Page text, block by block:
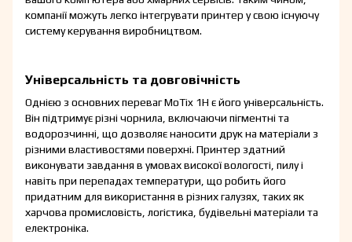
компанії можуть легко інтегрувати принтер у свою існуючу
систему керування виробництвом.
Універсальність та довговічність
Однією з основних переваг MoTix 1H є його універсальність.
Він підтримує різні чорнила, включаючи пігментні та
водорозчинні, що дозволяє наносити друк на матеріали з
різними властивостями поверхні. Принтер здатний
виконувати завдання в умовах високої вологості, пилу і
навіть при перепадах температури, що робить його
придатним для використання в різних галузях, таких як
харчова промисловість, логістика, будівельні матеріали та
електроніка.